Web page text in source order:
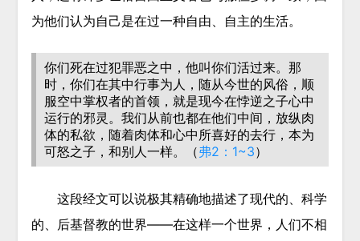
为他们认为自己是在过一种自由、自主的生活。
你们死在过犯罪恶之中，他叫你们活过来。那
时，你们在其中行事为人，随从今世的风俗， 顺
服空中掌权者的首领 ，就是现今在悖逆之子心中
运行的邪灵。我们从前也都在他们中间，放纵肉
体的私欲， 随着肉体和心中所喜好的去行，本为
可怒之子，和别人一样。（弗2：1~3）
这段经文可以说极其精确地描述了现代的、科学
的、后基督教的世界——在这样一个世界，人们不相